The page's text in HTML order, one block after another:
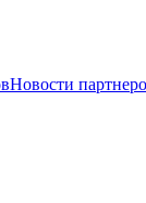
Новости